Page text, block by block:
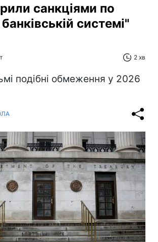
санкціями по
банківській системі"
2 хв
подібні обмеження у 2026